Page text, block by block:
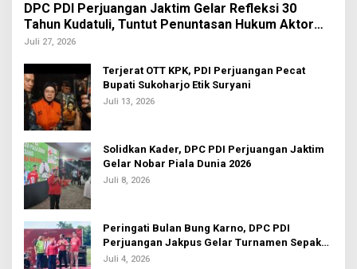
DPC PDI Perjuangan Jaktim Gelar Refleksi 30
Tahun Kudatuli, Tuntut Penuntasan Hukum Aktor
Intelektual
Juli 27, 2026
Terjerat OTT KPK, PDI Perjuangan Pecat
Bupati Sukoharjo Etik Suryani
Juli 13, 2026
Solidkan Kader, DPC PDI Perjuangan Jaktim
Gelar Nobar Piala Dunia 2026
Juli 8, 2026
Peringati Bulan Bung Karno, DPC PDI
Perjuangan Jakpus Gelar Turnamen Sepak
Bola U-20
Juli 4, 2026